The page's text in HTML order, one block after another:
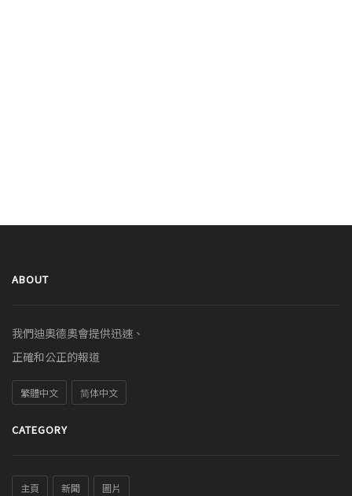
ABOUT
我們迪奧德奧會提供迅速、
正確和公正的報道
繁體中文 简体中文
CATEGORY
主頁 新聞 圖片